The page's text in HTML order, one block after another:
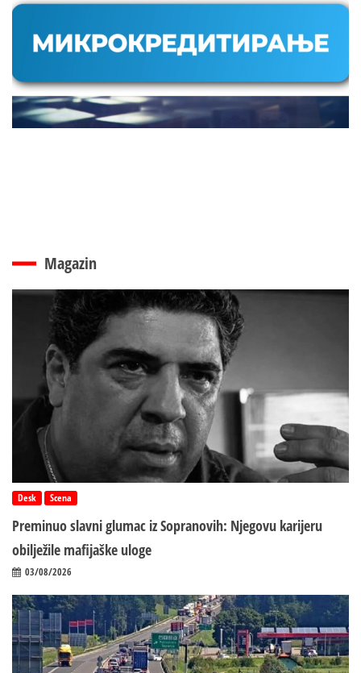
Magazin
Desk Scena
Preminuo slavni glumac iz Sopranovih: Njegovu karijeru
obilježile mafijaške uloge
03/08/2026